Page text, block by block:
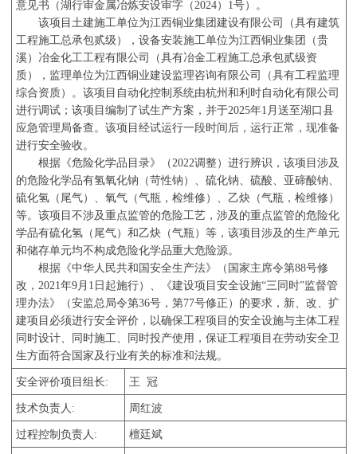
意见书（湖行审金属冶炼安设审字（2024） 1号）。
该项目土建施工单位为江西铜业集团建设有限公司（具有建筑
工程施工总承包贰级），设备安装施工单位为江西铜业集团（贵
溪）冶金化工工程有限公司（具有冶金工程施工总承包贰级资
质），监理单位为江西铜业建设监理咨询有限公司（具有工程监理
综合资质）。该项目自动化控制系统由杭州和利时自动化有限公司
进行调试；该项目编制了试生产方案，并于2025年1 月送至湖口县
应急管理局备查。该项目经试运行一段时间后，运行正常，现准备
进行安全验收。
根据《危险化学品目录》（2022调整）进行辨识，该项目涉及
的危险化学品有氢氧化钠（苛性钠）、硫化钠、硫酸、亚碲酸钠、
硫化氢（尾气）、氧气（气瓶，检维修）、乙炔（气瓶，检维修）
等。该项目不涉及重点监管的危险工艺，涉及的重点监管的危险化
学品有硫化氢（尾气）和乙炔（气瓶）等，该项目涉及的生产单元
和储存单元均不构成危险化学品重大危险源。
根据《中华人民共和国安全生产法》（国家主席令第88号修
改， 2021年9月 1 日起施行）、《建设项目安全设施“三同时”监督管
理办法》（安监总局令第36号，第77号修正）的要求，新、改、扩
建项目必须进行安全评价，以确保工程项目的安全设施与主体工程
同时设计、同时施工、同时投产使用，保证工程项目在劳动安全卫
生方面符合国家及行业有关的标准和法规。
安全评价项目组长: 王 冠
技术负责人 : 周红波
过程控制负责人 : 檀廷斌